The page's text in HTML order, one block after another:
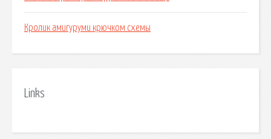
Кролик амигуруми крючком схемы
Links